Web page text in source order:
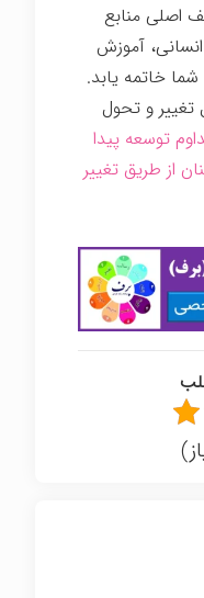
اصلی منابع
آموزش
خاتمه یابد.
تغییر و تحول
توسعه پیدا
از طریق تغییر